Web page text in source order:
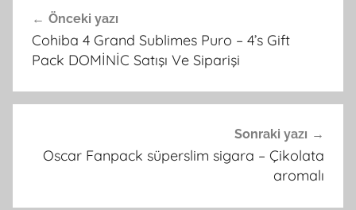
gezinmesi
Önceki yazı
Cohiba 4 Grand Sublimes Puro – 4’s Gift
Pack DOMİNİC Satışı Ve Siparişi
Sonraki yazı
Oscar Fanpack süperslim sigara – Çikolata
aromalı